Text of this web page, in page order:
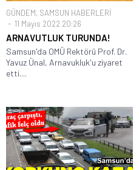
GÜNDEM, SAMSUN HABERLERİ
11 Mayıs 2022 20:26
ARNAVUTLUK TURUNDA!
Samsun'da OMÜ Rektörü Prof. Dr.
Yavuz Ünal, Arnavukluk'u ziyaret
etti....